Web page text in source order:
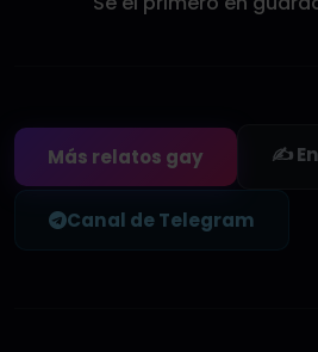
Más relatos gay ✍️
Canal de Telegram